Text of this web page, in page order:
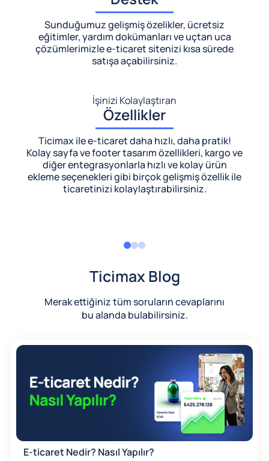
Sunduğumuz gelişmiş özelikler, ücretsiz
eğitimler, yardım dokümanları ve uçtan uca
çözümlerimizlee-ticaret sitenizi kısa sürede
satışa açabilirsiniz.
İşinizi Kolaylaştıran
Özellikler
Ticimax ile e-ticaret daha hızlı, daha pratik!
Kolay sayfa ve footer tasarım özellikleri, kargo ve
diğer entegrasyonlarla hızlı ve kolay ürün
ekleme seçenekleri gibi birçok gelişmiş özellik ile
ticaretinizi kolaylaştırabilirsiniz.
Ticimax Blog
Merak ettiğiniz tüm soruların cevaplarını
bu alanda bulabilirsiniz.
E-ticaret Nedir? Nasıl Yapılır?